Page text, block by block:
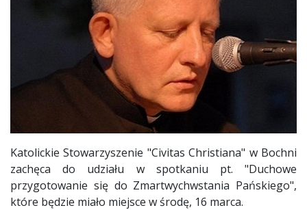
Katolickie Stowarzyszenie "Civitas Christiana" w Bochni
zachęca do udziału w spotkaniu pt. "Duchowe
przygotowanie się do Zmartwychwstania Pańskiego",
które będzie miało miejsce w środę, 16 marca.